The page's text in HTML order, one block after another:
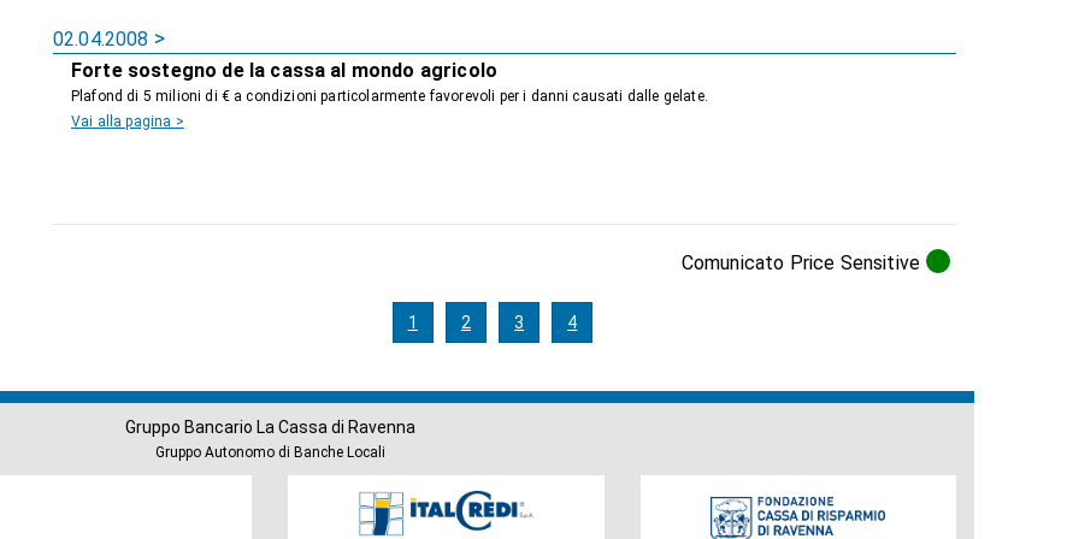
02.04.2008
Forte sostegno de la cassa al mondo agricolo
Plafond di 5 milioni di € a condizioni particolarmente favorevoli per i danni causati dalle gelate.
Vai alla pagina >
Comunicato Price Sensitive
1 2 3 4
Gruppo Bancario La Cassa di Ravenna
Gruppo Autonomo di Banche Locali
Società
Fondazione